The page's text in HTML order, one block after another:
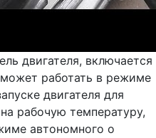
двигателя, включается
работать в режиме
двигателя для
рабочую температуру,
автономного о